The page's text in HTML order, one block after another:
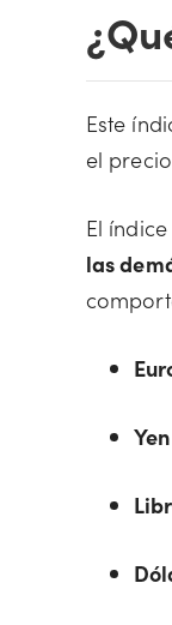
Este
el
El
las